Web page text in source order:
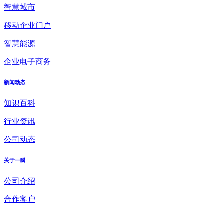
智慧城市
移动企业门户
智慧能源
企业电子商务
新闻动态
知识百科
行业资讯
公司动态
关于一瞬
公司介绍
合作客户